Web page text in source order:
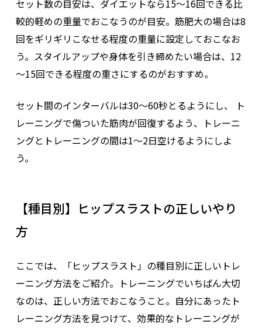
セット数の目安は、ダイエットなら15～16回できる比
較的軽めの重量でおこなうのが目安。筋肥大の場合は8
回をギリギリこなせる程度の重量に設定しておこなお
う。スタイルアップや身体を引き締めたい場合は、12
～15回できる程度の重さにするのがおすすめ。
セット間のインターバルは30〜60秒とるようにし、 ト
レーニングで傷ついた筋肉が回復するよう、トレーニ
ングとトレーニングの間は1～2日空けるようにしよ
う。
【種目別】ヒップスラストの正しいやり
方
ここでは、「ヒップスラスト」の種目別に正しいトレ
ーニング方法をご紹介。トレーニングでいちばん大切
なのは、正しい方法でおこなうこと。自分にあったト
レーニング方法を見つけて、効果的なトレーニングが